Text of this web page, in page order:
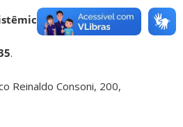
.
Reinaldo Consoni, 200,